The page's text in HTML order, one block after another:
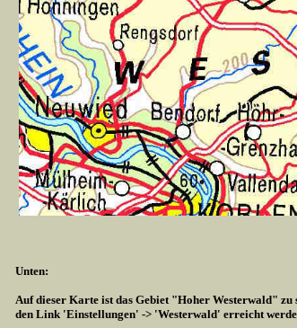
Unten:
Auf dieser Karte ist das Gebiet "Hoher Westerwald" zu
den Link 'Einstellungen' -> 'Westerwald' erreicht